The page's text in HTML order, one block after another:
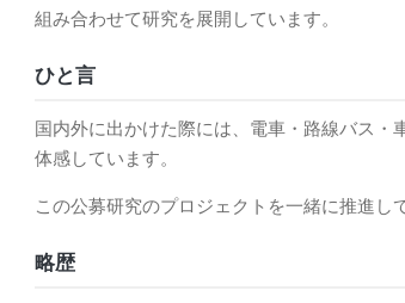
組み合わせて研究を展開しています。
ひと言
国内外に出かけた際には、電車・路線バス
体感しています。
この公募研究のプロジェクトを一緒に推進し
略歴